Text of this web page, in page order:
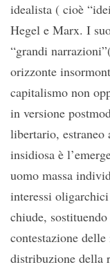
idealista ( cioè
Hegel e Marx. I
“grandi
orizzonte
capitalismo non
in versione
libertario,
insidiosa è
uomo massa
interessi
chiude,
contestazione
distribuzione della